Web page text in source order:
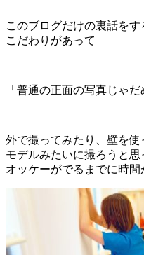
このブログだけの裏話を
こだわりがあって
「普通の正面の写真じゃ
外で撮ってみたり、壁を使
モデルみたいに撮ろうと
オッケーがでるまでに時